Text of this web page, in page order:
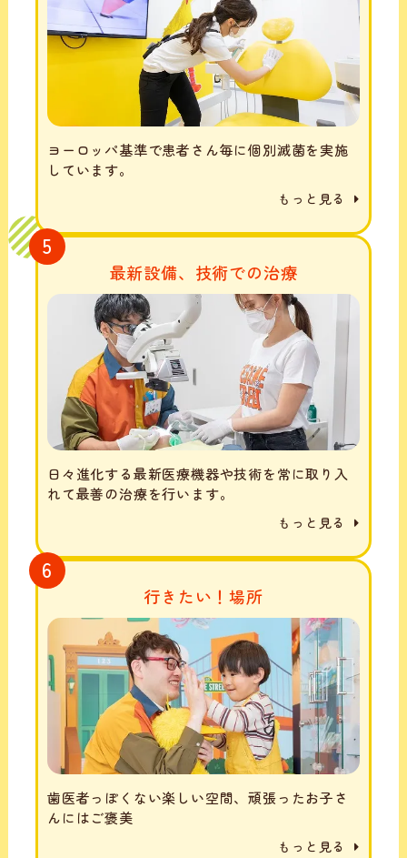
ヨーロッパ基準で患者さん毎に個別滅菌を実施
しています。
もっと見る
5
最新設備、技術での治療
日々進化する最新医療機器や技術を常に取り入
れて最善の治療を行います。
もっと見る
6
行きたい！場所
歯医者っぽくない楽しい空間、頑張ったお子さ
んにはご褒美
もっと見る